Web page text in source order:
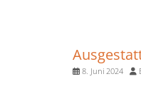
8. Juni 2024